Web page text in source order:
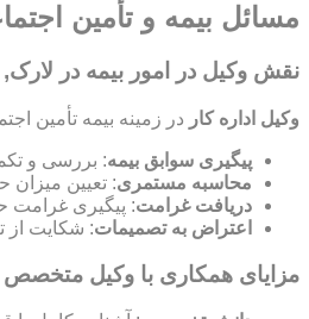
مسائل بیمه و تأمین
نقش وکیل در امور بیمه در
وکیل اداره کار در زمینه بیمه تأمین
پیگیری سوابق بیمه: بررسی و
محاسبه مستمری: تعیین
دریافت غرامت: پیگیری غرامت
اعتراض به تصمیمات: شکایت از
مزایای همکاری با وکیل